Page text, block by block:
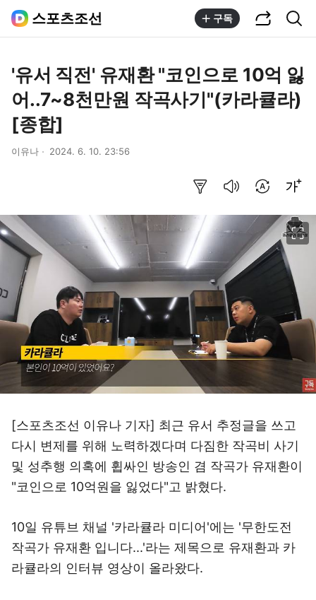
스포츠조선 구독
'유서 직전' 유재환 "코인으로 10억 잃
어..7~8천만원 작곡사기"(카라큘라)
[종합]
이유나 2024. 6. 10. 23:56
[스포츠조선 이유나 기자] 최근 유서 추정글을 쓰고
다시 변제를 위해 노력하겠다며 다짐한 작곡비 사기
및 성추행 의혹에 휩싸인 방송인 겸 작곡가 유재환이
"코인으로 10억원을 잃었다"고 밝혔다.
10일 유튜브 채널 '카라큘라 미디어'에는 '무한도전
작곡가 유재환 입니다...'라는 제목으로 유재환과 카
라큘라의 인터뷰 영상이 올라왔다.